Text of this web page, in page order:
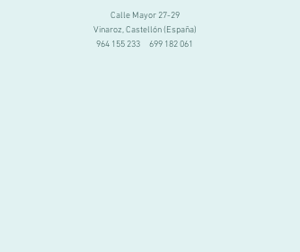
Calle Mayor 27-29
Vinaroz, Castellón (España)
964 155 233 699 182 061